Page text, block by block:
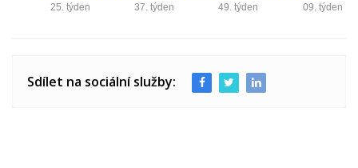
09. týden
49. týden
37. týden
25. týden
Sdílet na sociální služby: